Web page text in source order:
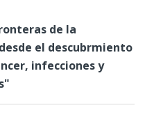
de la
el descubrmiento
infecciones y